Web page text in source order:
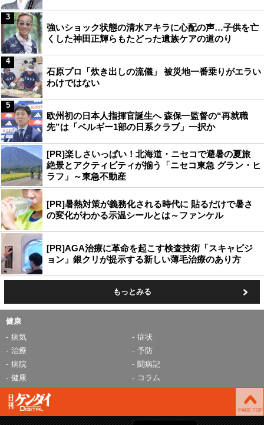
強いショック状態の清水アキラに心配の声…子供を亡
くした神田正輝らもたどった遺族ケアの道のり
3
石原プロ「炊き出しの流儀」 被災地一番乗りがエラい
わけではない
4
欧州初の日本人指揮官誕生へ 森保一監督の“再就職
先”は「ベルギー1部の日系クラブ」一択か
5
[PR]楽しさいっぱい！北海道・ニセコで避暑の夏旅
絶景とアクティビティが揃う「ニセコ東急 グラン・ヒ
ラフ」～東急不動産
[PR]暑熱対策が義務化される時代に 貼るだけで暑さ
の変化がわかる示温シールとは～ファンケル
[PR]AGA治療に革命を起こす検査技術「スキャビジ
ョン」銀クリが提示する新しい薄毛治療のあり方
もっとみる
健康
病気
症状
治療
予防
病院
闘病記
健康
コラム